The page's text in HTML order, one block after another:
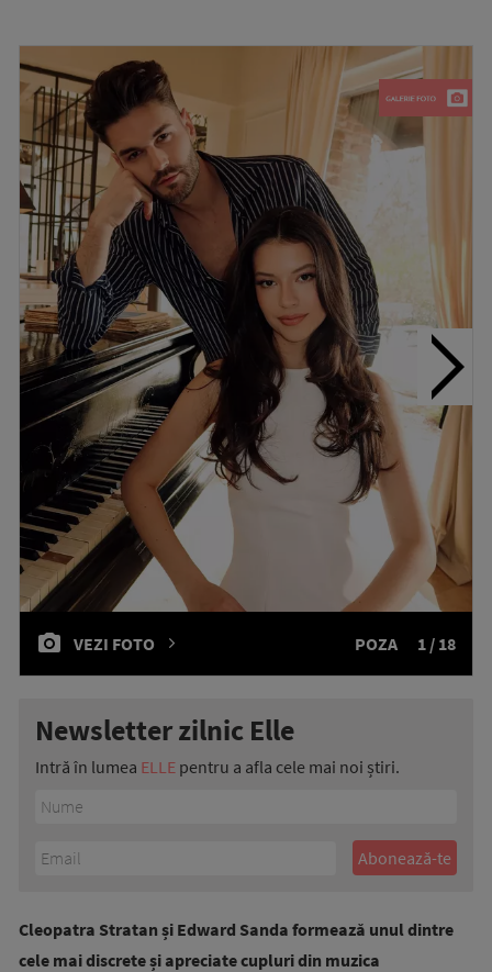
VEZI FOTO POZA 1 / 18
Newsletter zilnic Elle
Intră în lumea ELLE pentru a afla cele mai noi știri.
Cleopatra Stratan și Edward Sanda formează unul dintre
cele mai discrete și apreciate cupluri din muzica